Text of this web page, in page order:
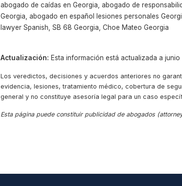
abogado de caídas en Georgia, abogado de
Georgia, abogado en español lesiones personales
lawyer Spanish, SB 68 Georgia, Choe Mateo Georgia
Actualización: Esta información está actualizada a
Los veredictos, decisiones y acuerdos anteriores no
evidencia, lesiones, tratamiento médico, cobertura de
general y no constituye asesoría legal para un caso
Esta página puede constituir publicidad de abogados